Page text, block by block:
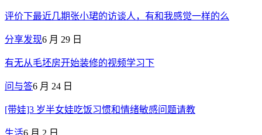
评价下最近几期张小珺的访谈人，有和我感觉一样的么
分享发现6 月 29 日
有无从毛坯房开始装修的视频学习下
问与答6 月 24 日
[带娃]3 岁半女娃吃饭习惯和情绪敏感问题请教
生活6 月 2 日